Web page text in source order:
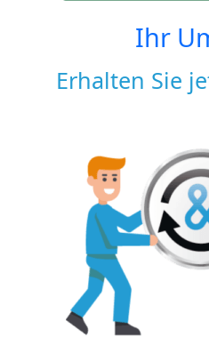
Ihr
Erhalten Sie